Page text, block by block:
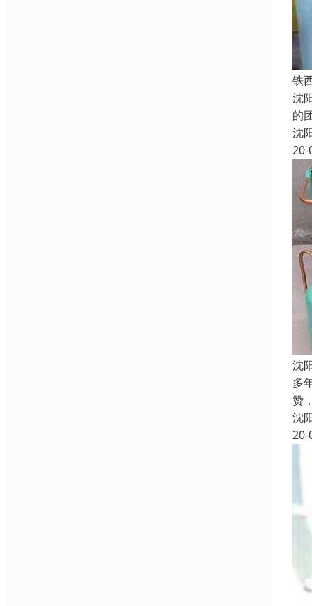
铁
沈
的
沈
20-
沈
多
赞
沈
20-